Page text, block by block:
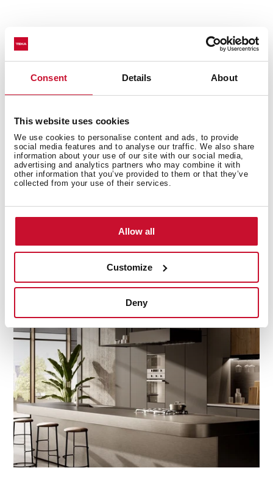
Consent Details About
This website uses cookies
We use cookies to personalise content and ads, to provide
social media features and to analyse our traffic. We also share
information about your use of our site with our social media,
advertising and analytics partners who may combine it with
other information that you’ve provided to them or that they’ve
collected from your use of their services.
Allow all
Customize
Deny
Посібники користувача
Картка товару
Технічне креслення
Завершіть свою обстановку